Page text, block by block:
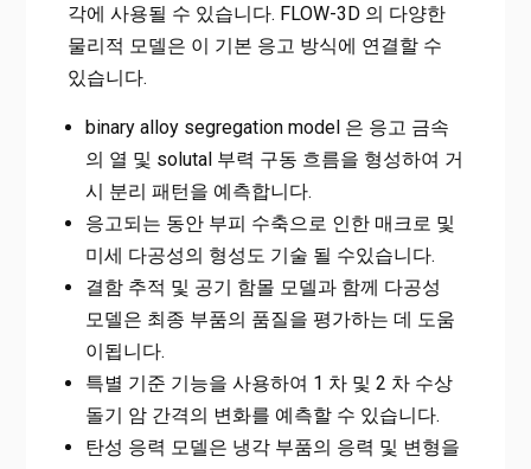
각에 사용될 수 있습니다. FLOW-3D 의 다양한
물리적 모델은 이 기본 응고 방식에 연결할 수
있습니다.
binary alloy segregation model 은 응고 금속
의 열 및 solutal 부력 구동 흐름을 형성하여 거
시 분리 패턴을 예측합니다.
응고되는 동안 부피 수축으로 인한 매크로 및
미세 다공성의 형성도 기술 될 수있습니다.
결함 추적 및 공기 함몰 모델과 함께 다공성
모델은 최종 부품의 품질을 평가하는 데 도움
이됩니다.
특별 기준 기능을 사용하여 1 차 및 2 차 수상
돌기 암 간격의 변화를 예측할 수 있습니다.
탄성 응력 모델은 냉각 부품의 응력 및 변형을